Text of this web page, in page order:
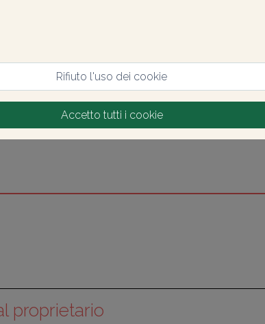
Rifiuto l'uso dei cookie
Accetto tutti i cookie
proprietario